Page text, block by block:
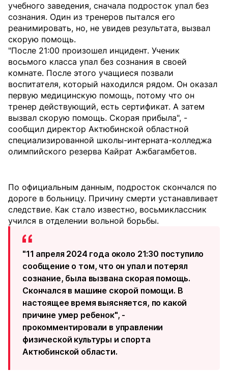
учебного заведения, сначала подросток упал без
сознания. Один из тренеров пытался его
реанимировать, но, не увидев результата, вызвал
скорую помощь.
"После 21:00 произошел инцидент. Ученик
восьмого класса упал без сознания в своей
комнате. После этого учащиеся позвали
воспитателя, который находился рядом. Он оказал
первую медицинскую помощь, потому что он
тренер действующий, есть сертификат. А затем
вызвал скорую помощь. Скорая прибыла", -
сообщил директор Актюбинской областной
специализированной школы-интерната-колледжа
олимпийского резерва Кайрат Ажбагамбетов.
По официальным данным, подросток скончался по
дороге в больницу. Причину смерти устанавливает
следствие. Как стало известно, восьмиклассник
учился в отделении вольной борьбы.
"11 апреля 2024 года около 21:30 поступило
сообщение о том, что он упал и потерял
сознание, была вызвана скорая помощь.
Скончался в машине скорой помощи. В
настоящее время выясняется, по какой
причине умер ребенок", -
прокомментировали в управлении
физической культуры и спорта
Актюбинской области.